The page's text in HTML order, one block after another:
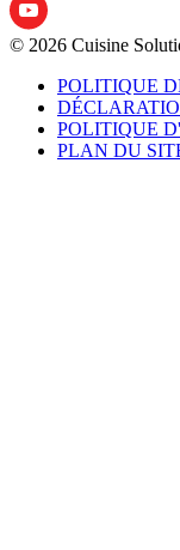
© 2026 Cuisine
POLITIQUE
POLITIQUE
PLAN DU